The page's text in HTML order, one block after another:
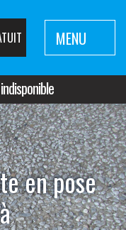
MENU
indisponible
en pose